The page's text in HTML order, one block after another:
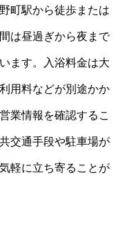
町駅から徒歩または
は昼過ぎから夜まで
ます。入浴料金は大
用料などが別途かか
業情報を確認するこ
交通手段や駐車場が
軽に立ち寄ることが